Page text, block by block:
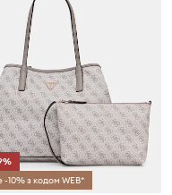
-10% з кодом WEB*